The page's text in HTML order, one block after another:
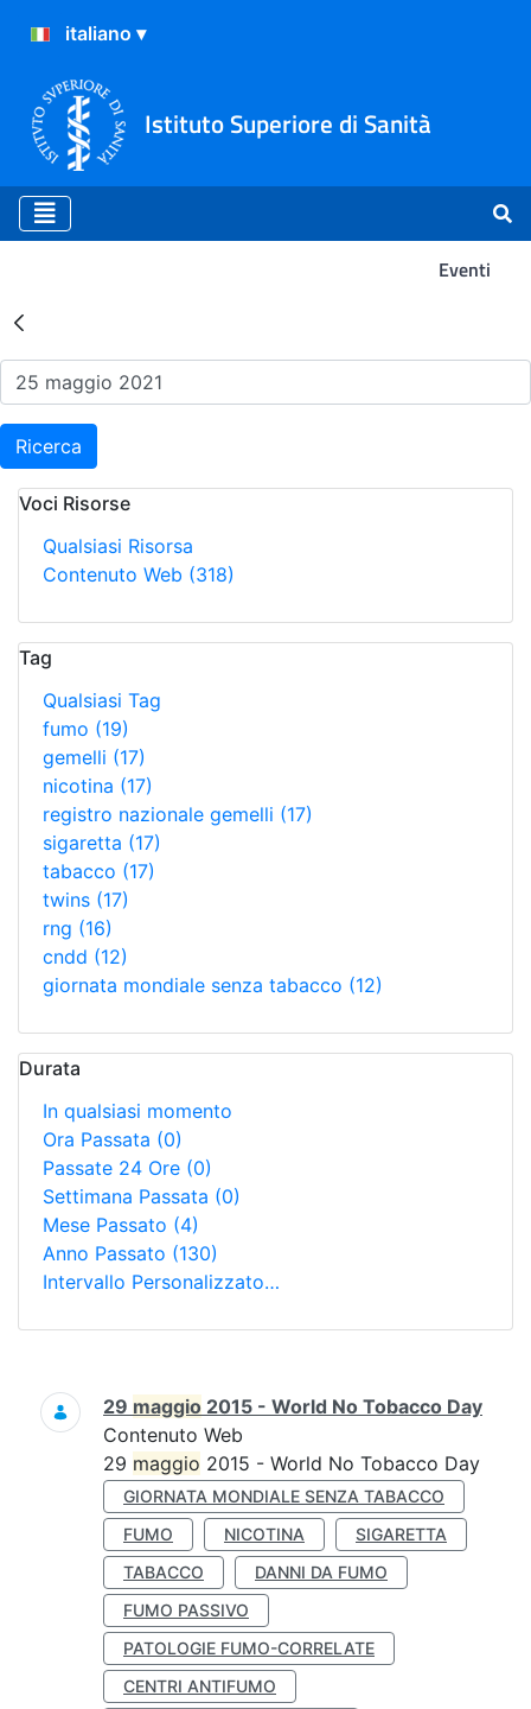
Istituto Superiore di Sanità
Eventi
Risultati della Ricerca -
Ricerca
Voci Risorse
Qualsiasi Risorsa
Contenuto Web (318)
Tag
Qualsiasi Tag
fumo (19)
gemelli (17)
nicotina (17)
registro nazionale gemelli (17)
sigaretta (17)
tabacco (17)
twins (17)
rng (16)
cndd (12)
giornata mondiale senza tabacco (12)
Durata
In qualsiasi momento
Ora Passata (0)
Passate 24 Ore (0)
Settimana Passata (0)
Mese Passato (4)
Anno Passato (130)
Intervallo Personalizzato…
Ricerca
29 maggio 2015 - World No Tobacco Day
Contenuto Web
29 maggio 2015 - World No Tobacco Day
GIORNATA MONDIALE SENZA TABACCO
FUMO
NICOTINA
SIGARETTA
TABACCO
DANNI DA FUMO
FUMO PASSIVO
PATOLOGIE FUMO-CORRELATE
CENTRI ANTIFUMO